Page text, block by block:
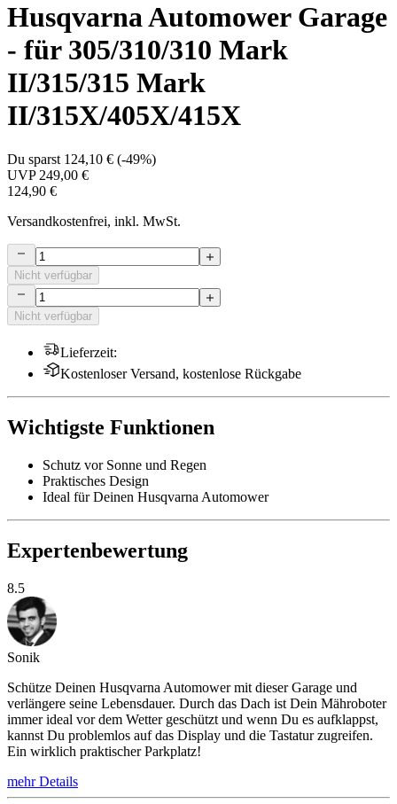
Husqvarna Automower Garage
- für 305/310/310 Mark
II/315/315 Mark
II/315X/405X/415X
Du sparst 124,10 € (-49%)
UVP 249,00 €
124,90 €
Versandkostenfrei, inkl. MwSt.
Nicht verfügbar
Nicht verfügbar
Lieferzeit:
Kostenloser Versand, kostenlose Rückgabe
Wichtigste Funktionen
Schutz vor Sonne und Regen
Praktisches Design
Ideal für Deinen Husqvarna Automower
Expertenbewertung
8.5
Sonik
Schütze Deinen Husqvarna Automower mit dieser Garage und
verlängere seine Lebensdauer. Durch das Dach ist Dein Mähroboter
immer ideal vor dem Wetter geschützt und wenn Du es aufklappst,
kannst Du problemlos auf das Display und die Tastatur zugreifen.
Ein wirklich praktischer Parkplatz!
mehr Details